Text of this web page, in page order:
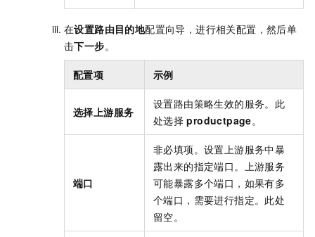
在设置路由目的地配置向导，进行相关配置，然后单
击下一步。
配置项 示例
选择上游服务
设置路由策略生效的服务。此
处选择 productpage。
端口
非必填项。设置上游服务中暴
露出来的指定端口。上游服务
可能暴露多个端口，如果有多
个端口，需要进行指定。此处
留空。